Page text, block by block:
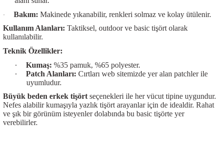
· Bakım: Makinede yıkanabilir, renkleri solmaz ve kolay ütülenir.
Kullanım Alanları: Taktiksel, outdoor ve basic tişört olarak
kullanılabilir.
Teknik Özellikler:
·
Kumaş: %35 pamuk, %65 polyester.
·
Patch Alanları: Cırtları web sitemizde yer alan patchler ile
uyumludur.
Büyük beden erkek tişört seçenekleri ile her vücut tipine uygundur.
Nefes alabilir kumaşıyla yazlık tişört arayanlar için de idealdir. Rahat
ve şık bir görünüm isteyenler dolabında bu basic tişörte yer
verebilirler.